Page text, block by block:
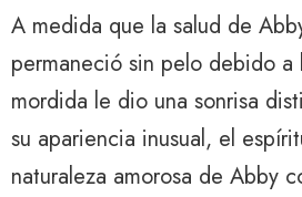
A medida que la salud de
permaneció sin pelo debido a
mordida le dio una sonrisa
su apariencia inusual, el
naturaleza amorosa de Abby